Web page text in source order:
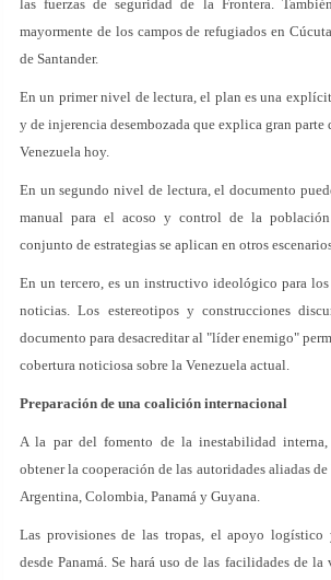
las fuerzas de seguridad de la Frontera.
mayormente de los campos de refugiados en
de Santander.
En un primer nivel de lectura, el plan es una
y de injerencia desembozada que explica gran parte
Venezuela hoy.
En un segundo nivel de lectura, el documento
manual para el acoso y control de la
conjunto de estrategias se aplican en otros
En un tercero, es un instructivo ideológico para los
noticias. Los estereotipos y construcciones
documento para desacreditar al "líder enemigo"
cobertura noticiosa sobre la Venezuela actual.
Preparación de una coalición internacional
A la par del fomento de la inestabilidad
obtener la cooperación de las autoridades aliadas
Argentina, Colombia, Panamá y Guyana.
Las provisiones de las tropas, el apoyo logístico
desde Panamá. Se hará uso de las facilidades de